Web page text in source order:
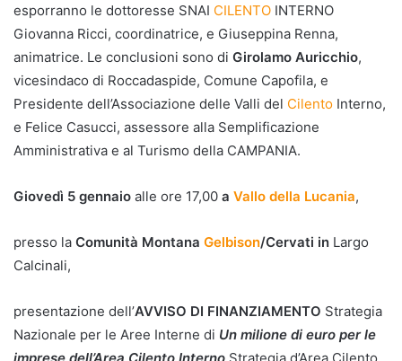
esporranno le dottoresse SNAI CILENTO INTERNO
Giovanna Ricci, coordinatrice, e Giuseppina Renna,
animatrice. Le conclusioni sono di Girolamo Auricchio,
vicesindaco di Roccadaspide, Comune Capofila, e
Presidente dell’Associazione delle Valli del Cilento Interno,
e Felice Casucci, assessore alla Semplificazione
Amministrativa e al Turismo della CAMPANIA.
Giovedì 5 gennaio alle ore 17,00 a Vallo della Lucania,
presso la Comunità Montana Gelbison/Cervati in Largo
Calcinali,
presentazione dell’AVVISO DI FINANZIAMENTO Strategia
Nazionale per le Aree Interne di Un milione di euro per le